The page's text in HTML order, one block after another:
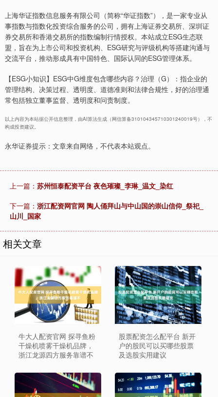
上海华证指数信息服务有限公司（简称“华证指数”），是一家专业从
事指数与指数化投资综合服务的公司，拥有上海证券交易所、深圳证
券交易所和香港交易所的指数编制行情授权。本站成立ESG生态联
盟，旨在为上市公司和投资机构、ESG研究与评级机构等搭建沟通与
交流平台，推动形成具有中国特色、国际认同的ESG管理体系。
【ESG小知识】ESG中G维度包含哪些内容？治理（G）：指企业的
管理结构、决策过程、透明度、道德准则和法律合规性，好的治理通
常包括独立董事监督、透明度和问责制度。
以上内容为本站据公开信息整理，由AI算法生成（网信算备310104345710301240019号），不
构成投资建议。
永华证券提示：文章来自网络，不代表本站观点。
上一篇： 苏州恒泰配资平台 夜色璀璨_李琳_温文_染红
下一篇： 浙江配资网官网 陶人俑拜山与中山国的崇山信仰_祭祀_
山川_国家
相关文章
牛大人配资官网 探寻鱼粉
干燥机喷雾干燥机品牌，
浙江龙源四方服务靠谱不
股票配资怎么配平台 新开
户的股民可以买哪些股票
及选股实用建议